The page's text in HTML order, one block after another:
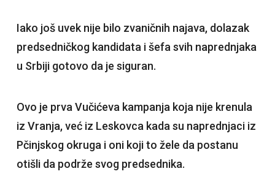
Iako još uvek nije bilo zvaničnih najava, dolazak
predsedničkog kandidata i šefa svih naprednjaka
u Srbiji gotovo da je siguran.
Ovo je prva Vučićeva kampanja koja nije krenula
iz Vranja, već iz Leskovca kada su naprednjaci iz
Pčinjskog okruga i oni koji to žele da postanu
otišli da podrže svog predsednika.